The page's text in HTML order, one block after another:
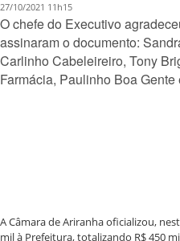
27/10/2021 11h15
O chefe do Executivo
assinaram o documento:
Carlinho Cabeleireiro, Tony
Farmácia, Paulinho Boa
A Câmara de Ariranha oficializou,
mil à Prefeitura, totalizando R$ 450